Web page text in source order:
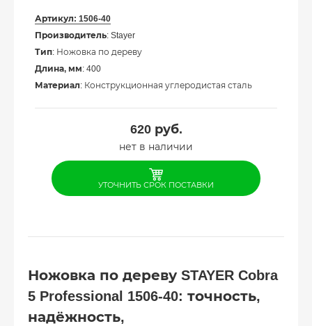
Артикул: 1506-40
Производитель: Stayer
Тип: Ножовка по дереву
Длина, мм: 400
Материал: Конструкционная углеродистая сталь
620руб.
нет в наличии
УТОЧНИТЬ СРОК ПОСТАВКИ
Ножовка по дереву STAYER Cobra
5 Professional 1506-40: точность,
надёжность,